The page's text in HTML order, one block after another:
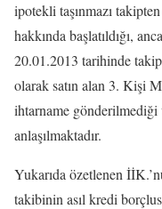
ipotekli taşınmazı
hakkında başlatıldığı,
20.01.2013 tarihinde
olarak satın alan 3. Kişi
ihtarname gönderilmediği
anlaşılmaktadır.
Yukarıda özetlenen
takibinin asıl kredi